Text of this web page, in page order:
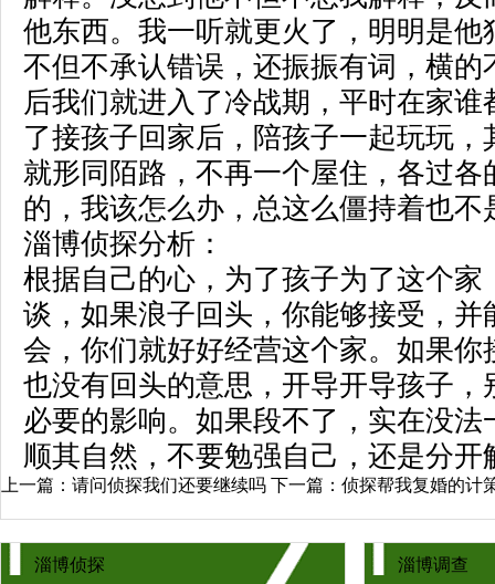
他东西。我一听就更火了，明明是他
不但不承认错误，还振振有词，横的
后我们就进入了冷战期，平时在家谁
了接孩子回家后，陪孩子一起玩玩，
就形同陌路，不再一个屋住，各过各
的，我该怎么办，总这么僵持着也不
淄博侦探分析：
根据自己的心，为了孩子为了这个家
谈，如果浪子回头，你能够接受，并
会，你们就好好经营这个家。如果你
也没有回头的意思，开导开导孩子，
必要的影响。如果段不了，实在没法
顺其自然，不要勉强自己，还是分开
上一篇： 请问侦探我们还要继续吗 下一篇： 侦探帮我复婚的计
淄博侦探 淄博调查